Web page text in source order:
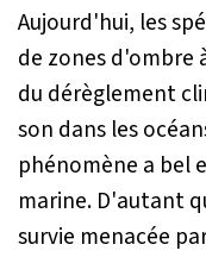
Aujourd'hui, les
de zones
du dérèglement
son dans les
phénomène a bel
marine. D'autant
survie menacée